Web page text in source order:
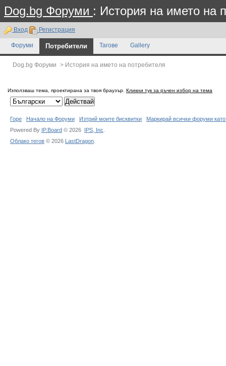
Dog.bg Форуми : История на името на
Вход Регистрация
Форуми Потребители Тагове Gallery
Dog.bg Форуми > История на името на потребителя
Използваш тема, проектирана за твоя браузър. Кликни тук за ръчен избор на тема
Горе Начало на Форуми Изтрий моите бисквитки
Маркирай всички форуми
Powered By IP.Board © 2026 IPS, Inc
Облако тегов © 2026 LastDragon